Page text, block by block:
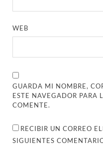
WEB
GUARDA MI NOMBRE,
ESTE NAVEGADOR PARA
COMENTE.
RECIBIR UN CORREO
SIGUIENTES